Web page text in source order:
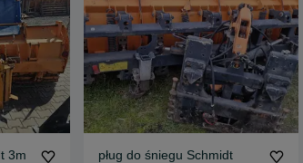
3m
pług do śniegu Schmidt